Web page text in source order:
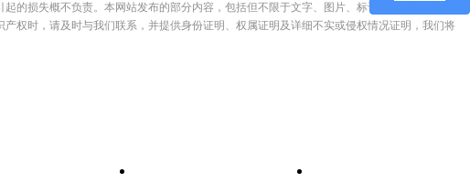
损失概不负责。本网站发布的部分内容，包括但不限于文字、图片、标识、广告、商标、
权时，请及时与我们联系，并提供身份证明、权属证明及详细不实或侵权情况证明，我们将